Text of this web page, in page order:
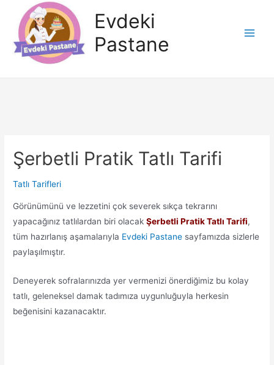
Evdeki
Pastane
Şerbetli Pratik Tatlı Tarifi
Tatlı Tarifleri
Görünümünü ve lezzetini çok severek sıkça tekrarını
yapacağınız tatlılardan biri olacakŞerbetli Pratik Tatlı Tarifi,
tüm hazırlanış aşamalarıyla Evdeki Pastane sayfamızda sizlerle
paylaşılmıştır.
Deneyerek sofralarınızda yer vermenizi önerdiğimiz bu kolay
tatlı, geleneksel damak tadımıza uygunluğuyla herkesin
beğenisini kazanacaktır.